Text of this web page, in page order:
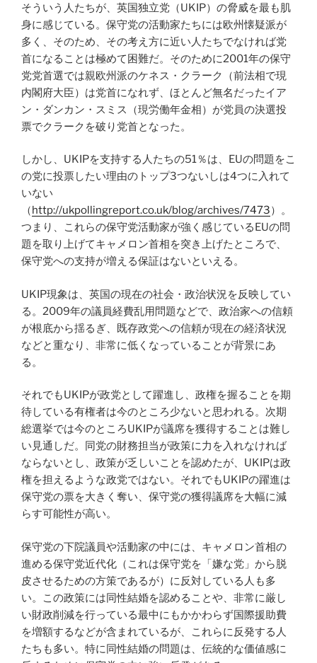
そういう人たちが、英国独立党（UKIP）の脅威を最も肌
身に感じている。保守党の活動家たちには欧州懐疑派が
多く、そのため、その考え方に近い人たちでなければ党
首になることは極めて困難だ。そのために2001年の保守
党党首選では親欧州派のケネス・クラーク（前法相で現
内閣府大臣）は党首になれず、ほとんど無名だったイア
ン・ダンカン・スミス（現労働年金相）が党員の決選投
票でクラークを破り党首となった。
しかし、UKIPを支持する人たちの51％は、EUの問題をこ
の党に投票したい理由のトップ3つないしは4つに入れて
いない
（http://ukpollingreport.co.uk/blog/archives/7473）。
つまり、これらの保守党活動家が強く感じているEUの問
題を取り上げてキャメロン首相を突き上げたところで、
保守党への支持が増える保証はないといえる。
UKIP現象は、英国の現在の社会・政治状況を反映してい
る。2009年の議員経費乱用問題などで、政治家への信頼
が根底から揺るぎ、既存政党への信頼が現在の経済状況
などと重なり、非常に低くなっていることが背景にあ
る。
それでもUKIPが政党として躍進し、政権を握ることを期
待している有権者は今のところ少ないと思われる。次期
総選挙では今のところUKIPが議席を獲得することは難し
い見通しだ。同党の財務担当が政策に力を入れなければ
ならないとし、政策が乏しいことを認めたが、UKIPは政
権を担えるような政党ではない。それでもUKIPの躍進は
保守党の票を大きく奪い、保守党の獲得議席を大幅に減
らす可能性が高い。
保守党の下院議員や活動家の中には、キャメロン首相の
進める保守党近代化（これは保守党を「嫌な党」から脱
皮させるための方策であるが）に反対している人も多
い。この政策には同性結婚を認めることや、非常に厳し
い財政削減を行っている最中にもかかわらず国際援助費
を増額するなどが含まれているが、これらに反発する人
たちも多い。特に同性結婚の問題は、伝統的な価値感に